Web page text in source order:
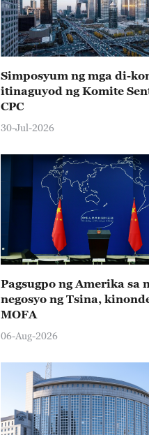
Simposyum ng mga di-
itinaguyod ng Komite
CPC
30-Jul-2026
Pagsugpo ng Amerika sa
negosyo ng Tsina,
MOFA
06-Aug-2026